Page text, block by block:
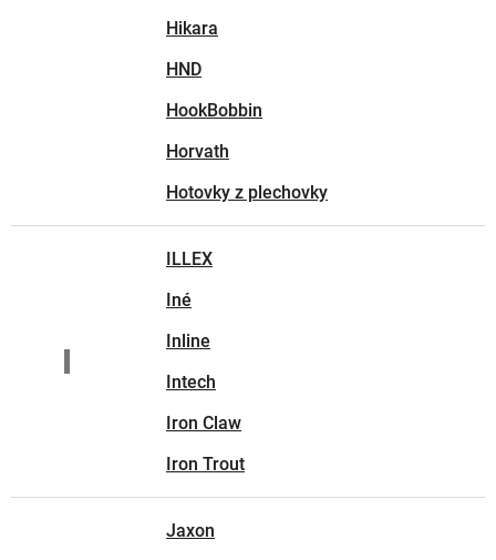
Hikara
HND
HookBobbin
Horvath
Hotovky z plechovky
I
ILLEX
Iné
Inline
Intech
Iron Claw
Iron Trout
Jaxon